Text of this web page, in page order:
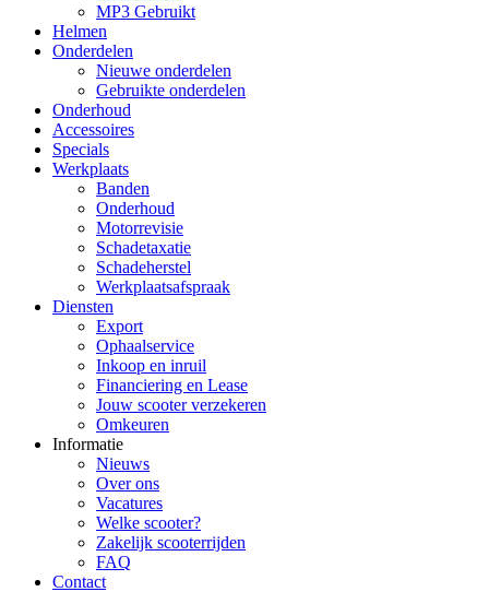
MP3 Gebruikt
Helmen
Onderdelen
Nieuwe onderdelen
Gebruikte onderdelen
Onderhoud
Accessoires
Specials
Werkplaats
Banden
Onderhoud
Motorrevisie
Schadetaxatie
Schadeherstel
Werkplaatsafspraak
Diensten
Export
Ophaalservice
Inkoop en inruil
Financiering en Lease
Jouw scooter verzekeren
Omkeuren
Informatie
Nieuws
Over ons
Vacatures
Welke scooter?
Zakelijk scooterrijden
FAQ
Contact